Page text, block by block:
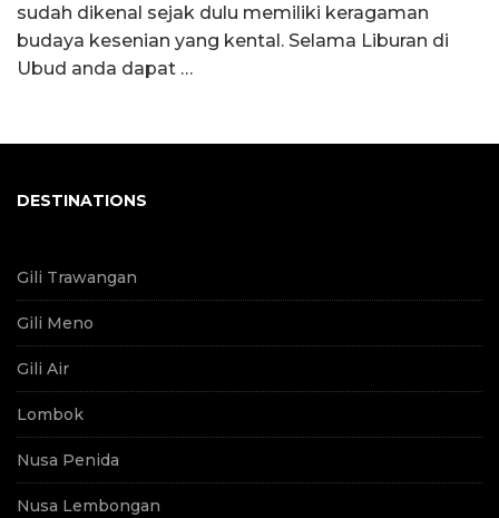
sudah dikenal sejak dulu memiliki keragaman
budaya kesenian yang kental. Selama Liburan di
Ubud anda dapat …
DESTINATIONS
Gili Trawangan
Gili Meno
Gili Air
Lombok
Nusa Penida
Nusa Lembongan